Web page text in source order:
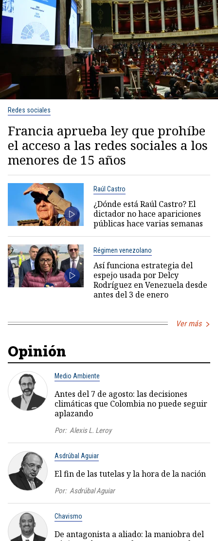
Redes sociales
Francia aprueba ley que prohíbe
el acceso a las redes sociales a los
menores de 15 años
Raúl Castro
¿Dónde está Raúl Castro? El
dictador no hace apariciones
públicas hace varias semanas
Régimen venezolano
Así funciona estrategia del
espejo usada por Delcy
Rodríguez en Venezuela desde
antes del 3 de enero
Ver más
Opinión
Medio Ambiente
Antes del 7 de agosto: las decisiones
climáticas que Colombia no puede seguir
aplazando
Por: Alexis L. Leroy
Asdrúbal Aguiar
El fin de las tutelas y la hora de la nación
Por: Asdrúbal Aguiar
Chavismo
De antagonista a aliado: la maniobra del